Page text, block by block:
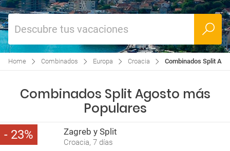
Descubre tus vacaciones
Home Combinados Europa Croacia Combinados Split
Combinados Split Agosto más
Populares
23 Zagreb y Split
Croacia, 7 días